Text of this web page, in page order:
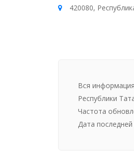
420080,
Вся
Республики
Частота
Дата последней